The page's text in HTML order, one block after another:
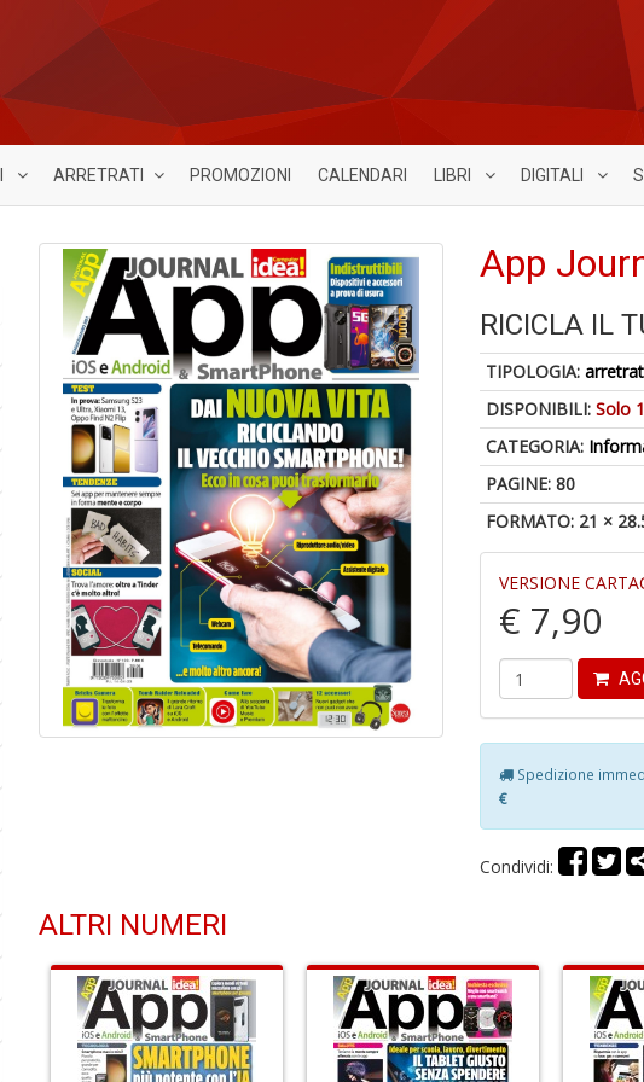
ARRETRATI PROMOZIONI CALENDARI LIBRI DIGITALI
App
RICICLA IL
TIPOLOGIA:
DISPONIBILI:Solo
CATEGORIA:
PAGINE: 80
FORMATO: 21 ×
VERSIONE
€ 7,90
Spedizione
€
Condividi:
ALTRI NUMERI